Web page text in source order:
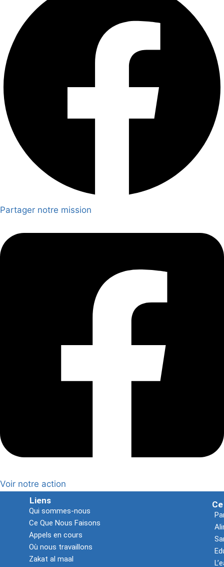
Partager notre mission
Voir notre action
Liens
Qui sommes-nous
Ce Que Nous Faisons
Appels en cours
Où nous travaillons
Zakat al maal